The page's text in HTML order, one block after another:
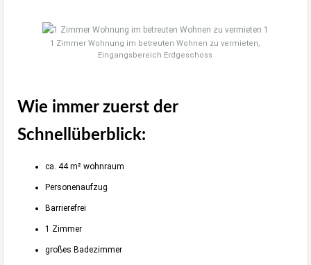
1 Zimmer Wohnung im betreuten Wohnen zu vermieten,
Eingangsbereich Erdgeschoss
Wie immer zuerst der
Schnellüberblick:
ca. 44 m² wohnraum
Personenaufzug
Barrierefrei
1 Zimmer
großes Badezimmer